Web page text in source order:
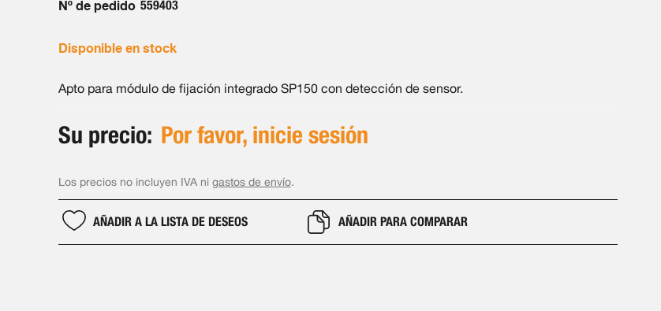
Nº de pedido 559403
Disponible en stock
Apto para módulo de fijación integrado SP150 con detección de sensor.
Su precio: Por favor, inicie sesión
Los precios no incluyen IVA ni gastos de envío.
AÑADIR A LA LISTA DE DESEOS AÑADIR PARA COMPARAR